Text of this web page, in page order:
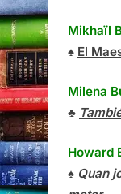
Mikhaïl
♠ El
Milena
♣
Howard
♠ Quan